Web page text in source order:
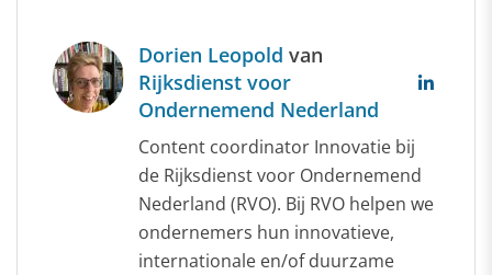
Dorien Leopold van
Rijksdienst voor
Ondernemend Nederland
Content coordinator Innovatie bij
de Rijksdienst voor Ondernemend
Nederland (RVO). Bij RVO helpen we
ondernemers hun innovatieve,
internationale en/of duurzame